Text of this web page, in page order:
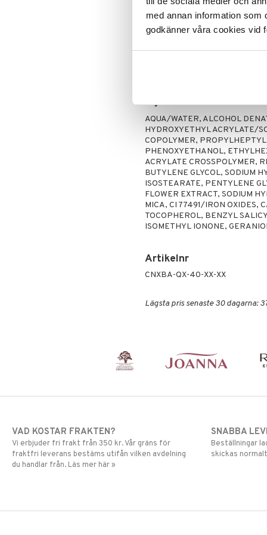
med annan information som
godkänner våra cookies vid
Motverkar de första tecknen
Bekämpar stress, trötthet
Använd på morgonen och
Ingredienser
AQUA/WATER, ALCOHOL
HYDROXYETHYL ACRYLATE/
COPOLYMER,
PHENOXYETHANOL,
ACRYLATE CROSSPOLYMER,
BUTYLENE GLYCOL, SODIUM
ISOSTEARATE, PENTYLENE
FLOWER EXTRACT, SODIUM
MICA, CI 77491/IRON OXIDES,
TOCOPHEROL, BENZYL
ISOMETHYL IONONE,
Artikelnr
CNXBA-QX-40-XX-XX
Lägsta pris senaste 30 dagarna:
VAD KOSTAR FRAKTEN?
Vi erbjuder fri frakt från 350 kr. Vår gräns för
fraktfri leverans bestäms utifån vilken avdelning
du handlar från. Läs mer här »
SNABBA
Beställningar
skickas